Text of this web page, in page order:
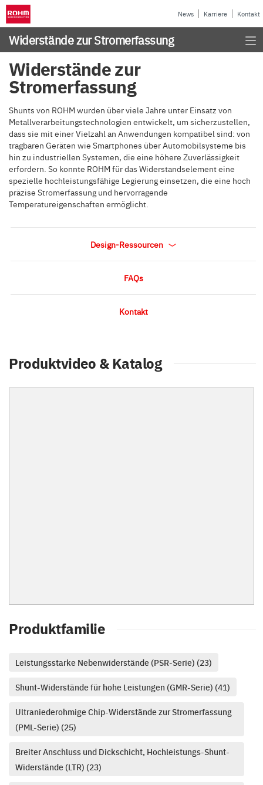
News Karriere Kontakt
Widerstände zur Stromerfassung
Widerstände zur
Stromerfassung
Shunts von ROHM wurden über viele Jahre unter Einsatz von
Metallverarbeitungstechnologien entwickelt, um sicherzustellen,
dass sie mit einer Vielzahl an Anwendungen kompatibel sind: von
tragbaren Geräten wie Smartphones über Automobilsysteme bis
hin zu industriellen Systemen, die eine höhere Zuverlässigkeit
erfordern. So konnte ROHM für das Widerstandselement eine
spezielle hochleistungsfähige Legierung einsetzen, die eine hoch
präzise Stromerfassung und hervorragende
Temperatureigenschaften ermöglicht.
Design-Ressourcen
FAQs
Kontakt
Produktvideo & Katalog
Produktfamilie
Leistungsstarke Nebenwiderstände (PSR-Serie) (23)
Shunt-Widerstände für hohe Leistungen (GMR-Serie) (41)
Ultraniederohmige Chip-Widerstände zur Stromerfassung
(PML-Serie) (25)
Breiter Anschluss und Dickschicht, Hochleistungs-Shunt-
Widerstände (LTR) (23)